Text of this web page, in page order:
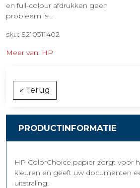
en full-colour afdrukken geen
probleem is...
sku: S210311402
Meer van: HP
« Terug
PRODUCTINFORMATIE
HP ColorChoice papier zorgt voor
kleuren en geeft uw documenten
uitstraling.